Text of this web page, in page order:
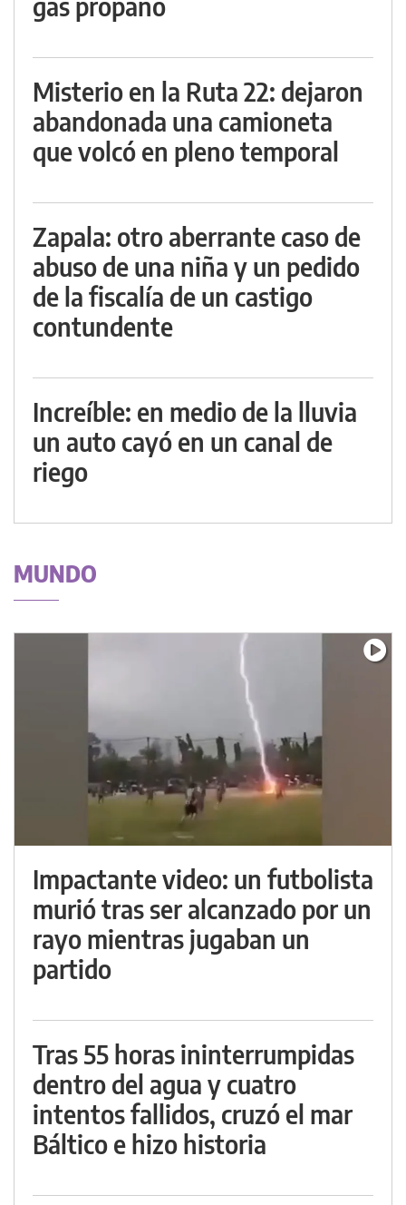
Misterio en la Ruta 22: dejaron
abandonada una camioneta
que volcó en pleno temporal
Zapala: otro aberrante caso de
abuso de una niña y un pedido
de la fiscalía de un castigo
contundente
Increíble: en medio de la lluvia
un auto cayó en un canal de
riego
MUNDO
Impactante video: un futbolista
murió tras ser alcanzado por un
rayo mientras jugaban un
partido
Tras 55 horas ininterrumpidas
dentro del agua y cuatro
intentos fallidos, cruzó el mar
Báltico e hizo historia